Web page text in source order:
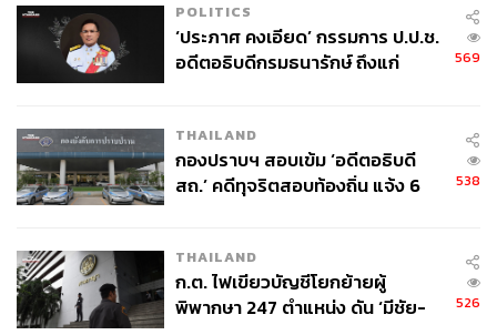
POLITICS
‘ประภาศ คงเอียด’ กรรมการ ป.ป.ช.
อดีตอธิบดีกรมธนารักษ์ ถึงแก่
569
THAILAND
กองปราบฯ สอบเข้ม ‘อดีตอธิบดี
สถ.’ คดีทุจริตสอบท้องถิ่น แจ้ง 6
538
THAILAND
ก.ต. ไฟเขียวบัญชีโยกย้ายผู้
พิพากษา 247 ตำแหน่ง ดัน ‘มีชัย-
526